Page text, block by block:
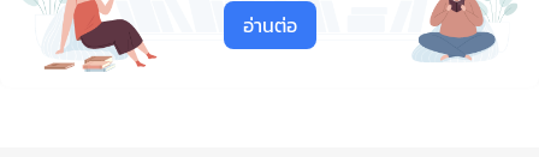
ได้ อย่างที่ESTOPOLIS กำลังจะพาทุกคนไปเจอกัน!!
อ่านต่อ